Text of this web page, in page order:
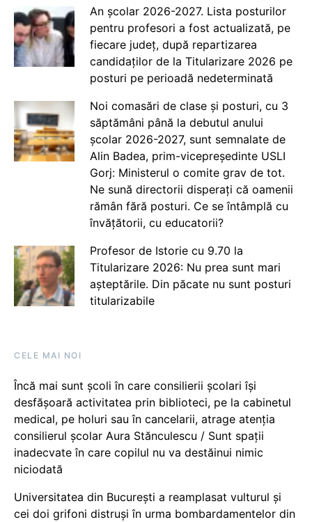
An școlar 2026-2027. Lista posturilor
pentru profesori a fost actualizată, pe
fiecare județ, după repartizarea
candidaților de la Titularizare 2026 pe
posturi pe perioadă nedeterminată
Noi comasări de clase și posturi, cu 3
săptămâni până la debutul anului
școlar 2026-2027, sunt semnalate de
Alin Badea, prim-vicepreședinte USLI
Gorj: Ministerul o comite grav de tot.
Ne sună directorii disperați că oamenii
rămân fără posturi. Ce se întâmplă cu
învățătorii, cu educatorii?
Profesor de Istorie cu 9.70 la
Titularizare 2026: Nu prea sunt mari
așteptările. Din păcate nu sunt posturi
titularizabile
CELE MAI NOI
Încă mai sunt școli în care consilierii școlari își
desfășoară activitatea prin biblioteci, pe la cabinetul
medical, pe holuri sau în cancelarii, atrage atenția
consilierul școlar Aura Stănculescu / Sunt spații
inadecvate în care copilul nu va destăinui nimic
niciodată
Universitatea din București a reamplasat vulturul și
cei doi grifoni distruși în urma bombardamentelor din